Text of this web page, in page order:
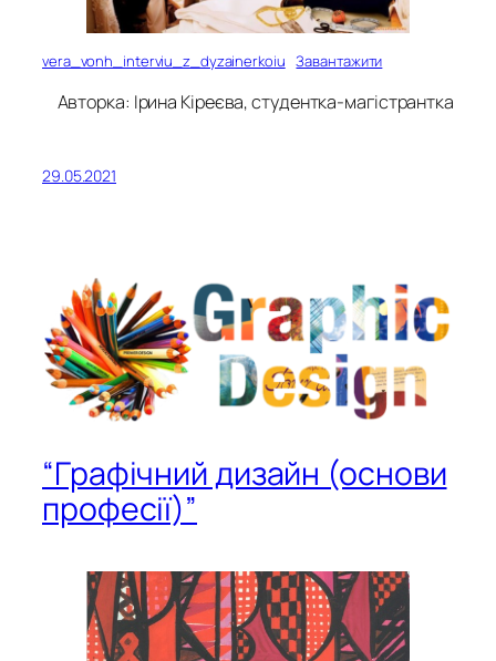
vera_vonh_interviu_z_dyzainerkoiu Завантажити
Авторка: Ірина Кіреєва, студентка-магістрантка
29.05.2021
“Графічний дизайн (основи
професії)”